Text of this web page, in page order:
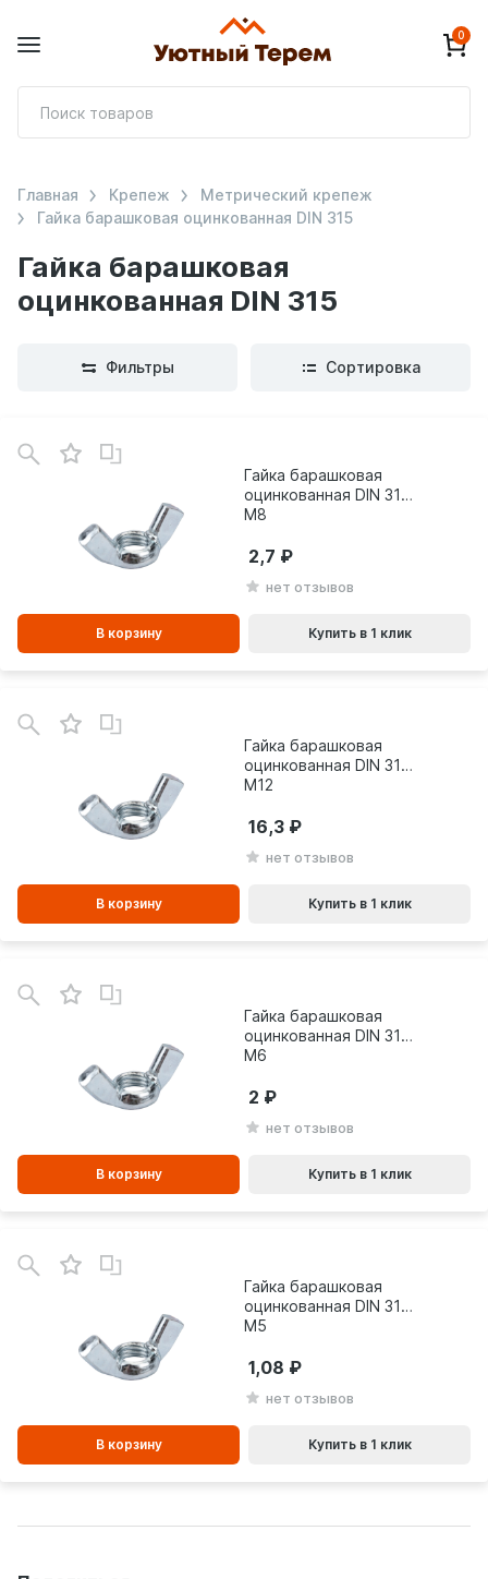
0
Гайка барашковая
оцинкованная DIN 315
Главная Крепеж
Метрический крепеж
Гайка барашковая оцинкованная DIN 315
Фильтры Сортировка
Гайка барашковая
оцинкованная DIN 315
М8
нет отзывов
2,7
В корзину Купить в 1 клик
Гайка барашковая
оцинкованная DIN 315
М12
нет отзывов
16,3
В корзину Купить в 1 клик
Гайка барашковая
оцинкованная DIN 315
М6
нет отзывов
2
В корзину Купить в 1 клик
Гайка барашковая
оцинкованная DIN 315
М5
нет отзывов
1,08
В корзину Купить в 1 клик